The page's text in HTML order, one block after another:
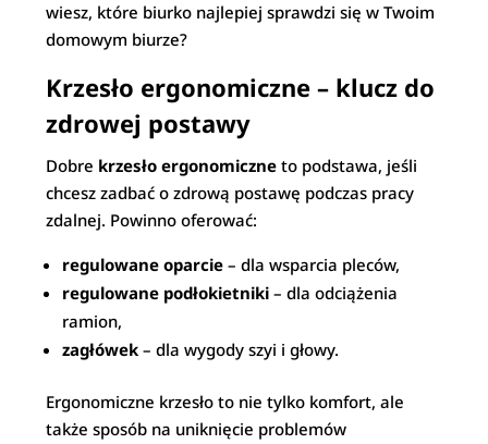
wiesz, które biurko najlepiej sprawdzi się w Twoim
domowym biurze?
Krzesło ergonomiczne – klucz do
zdrowej postawy
Dobre krzesło ergonomiczne to podstawa, jeśli
chcesz zadbać o zdrową postawę podczas pracy
zdalnej. Powinno oferować:
regulowane oparcie – dla wsparcia pleców,
regulowane podłokietniki – dla odciążenia
ramion,
zagłówek – dla wygody szyi i głowy.
Ergonomiczne krzesło to nie tylko komfort, ale
także sposób na uniknięcie problemów